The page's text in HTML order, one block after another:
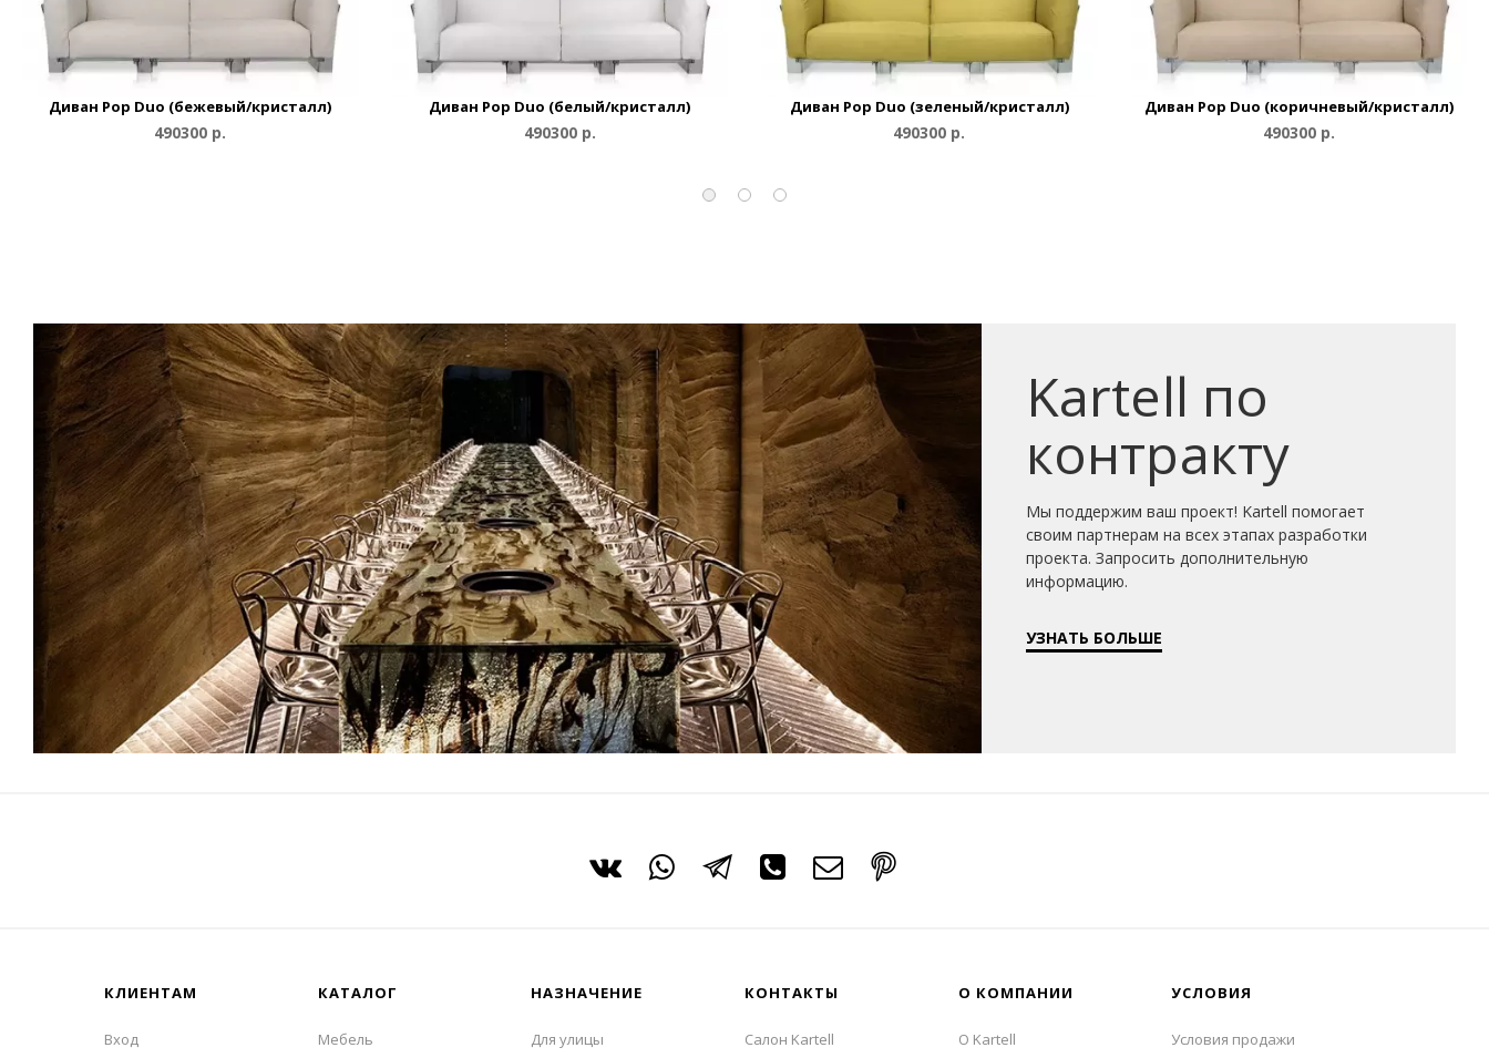
Диван Pop Duo (бежевый/кристалл)
490300 р.
Диван Pop Duo (белый/кристалл)
490300 р.
Диван Pop Duo (зеленый/кристалл)
490300 р.
Диван Pop Duo (коричневый/кристалл)
490300 р.
Kartell по
контракту
Мы поддержим ваш проект! Kartell помогает
своим партнерам на всех этапах разработки
проекта. Запросить дополнительную
информацию.
УЗНАТЬ БОЛЬШЕ
КЛИЕНТАМ
Вход
КАТАЛОГ
Мебель
НАЗНАЧЕНИЕ
Для улицы
КОНТАКТЫ
Салон Kartell
О КОМПАНИИ
О Kartell
УСЛОВИЯ
Условия продажи